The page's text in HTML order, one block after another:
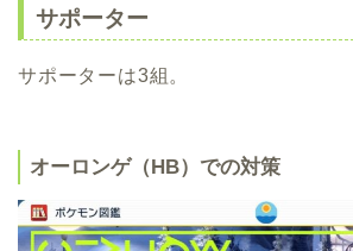
サポーター
サポーターは3組。
オーロンゲ（HB）での対策